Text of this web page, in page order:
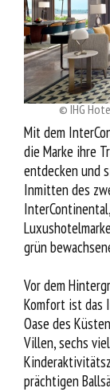
Service
© IHG
Mit dem
die Marke ihre
entdecken und
Inmitten des
grün
Vor dem
Komfort ist das
Oase des
Villen, sechs
prächtigen